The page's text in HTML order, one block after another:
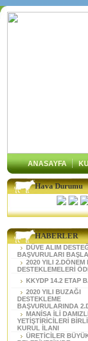
ANASAYFA
Hava Durumu
HABERLER
DÜVE ALIM
BAŞVURULARI
2020 YILI 2.DÖNEM
DESTEKLEMELERİ
KKYDP 14.2 ETAP
2020 YILI BUZAĞI
DESTEKLEME
BAŞVURULARINDA
MANİSA İLİ
YETİŞTİRİCİLERİ
KURUL İLANI
ÜRETİCİLER